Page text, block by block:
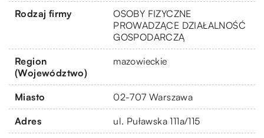
Rodzaj firmy
OSOBY FIZYCZNE
PROWADZĄCE DZIAŁALNOŚĆ
GOSPODARCZĄ
Region
(Województwo)
mazowieckie
Miasto 02-707 Warszawa
Adres ul. Puławska 111a/115